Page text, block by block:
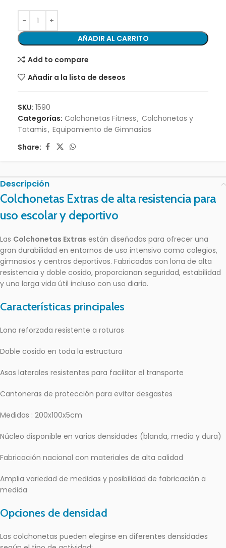
AÑADIR AL CARRITO
Add to compare
Añadir a la lista de deseos
SKU: 1590
Categorías: Colchonetas Fitness, Colchonetas y
Tatamis, Equipamiento de Gimnasios
Share:
Descripción
Colchonetas Extras de alta resistencia para
uso escolar y deportivo
Las Colchonetas Extras están diseñadas para ofrecer una
gran durabilidad en entornos de uso intensivo como colegios,
gimnasios y centros deportivos. Fabricadas con lona de alta
resistencia y doble cosido, proporcionan seguridad, estabilidad
y una larga vida útil incluso con uso diario.
Características principales
Lona reforzada resistente a roturas
Doble cosido en toda la estructura
Asas laterales resistentes para facilitar el transporte
Cantoneras de protección para evitar desgastes
Medidas : 200x100x5cm
Núcleo disponible en varias densidades (blanda, media y dura)
Fabricación nacional con materiales de alta calidad
Amplia variedad de medidas y posibilidad de fabricación a
medida
Opciones de densidad
Las colchonetas pueden elegirse en diferentes densidades